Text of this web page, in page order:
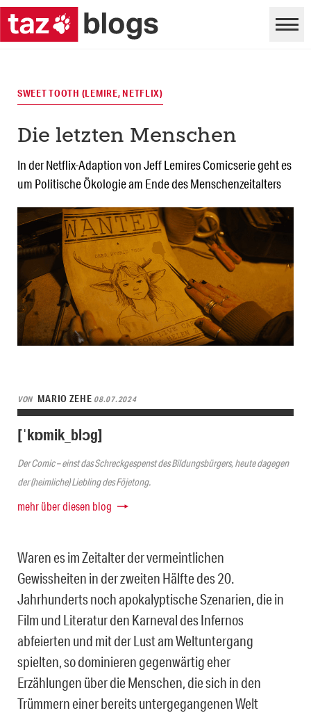
SWEET TOOTH (LEMIRE, NETFLIX)
Die letzten Menschen
In der Netflix-Adaption von Jeff Lemires Comicserie geht es
um Politische Ökologie am Ende des Menschenzeitalters
VON MARIO ZEHE 08.07.2024
[ˈkɒmik_blɔg]
Der Comic – einst das Schreckgespenst des Bildungsbürgers, heute dagegen
der (heimliche) Liebling des Föjetong.
mehr über diesen blog
Waren es im Zeitalter der vermeintlichen
Gewissheiten in der zweiten Hälfte des 20.
Jahrhunderts noch apokalyptische Szenarien, die in
Film und Literatur den Karneval des Infernos
abfeierten und mit der Lust am Weltuntergang
spielten, so dominieren gegenwärtig eher
Erzählungen über die Menschen, die sich in den
Trümmern einer bereits untergegangenen Welt